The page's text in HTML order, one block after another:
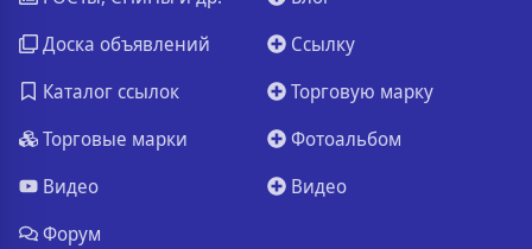
Доска объявлений
Каталог ссылок
Торговые марки
Видео
Форум
Ссылку
Торговую марку
Фотоальбом
Видео